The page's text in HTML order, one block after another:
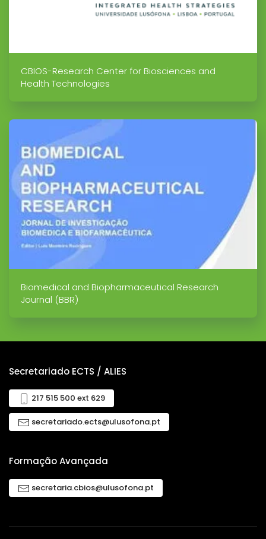
CBIOS-Research Center for Biosciences and
Health Technologies
Biomedical and Biopharmaceutical Research
Journal (BBR)
Secretariado ECTS / ALIES
217 515 500 ext 629
secretariado.ects@ulusofona.pt
Formação Avançada
secretaria.cbios@ulusofona.pt